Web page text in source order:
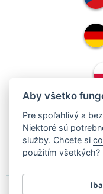
Podľa zákona o
Aby všetko
Pre spoľahlivý a
Niektoré sú
služby. Chcete si
použitím všetkých?